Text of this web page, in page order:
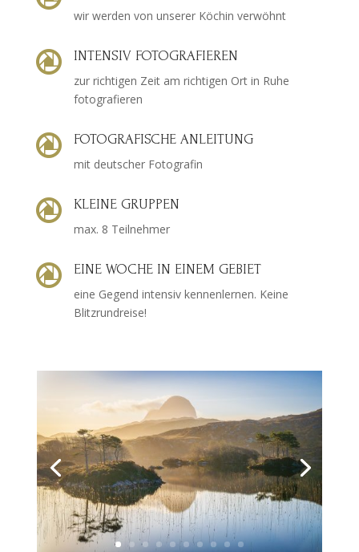
wir werden von unserer Köchin verwöhnt

INTENSIV FOTOGRAFIEREN
zur richtigen Zeit am richtigen Ort in Ruhe
fotografieren

FOTOGRAFISCHE ANLEITUNG
mit deutscher Fotografin

KLEINE GRUPPEN
max. 8 Teilnehmer

EINE WOCHE IN EINEM GEBIET
eine Gegend intensiv kennenlernen. Keine
Blitzrundreise!